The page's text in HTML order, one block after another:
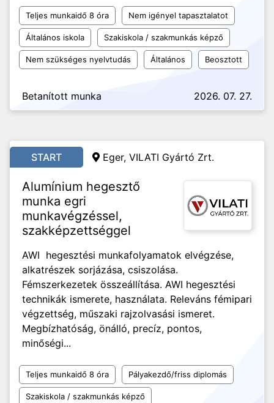
Teljes munkaidő 8 óra Nem igényel tapasztalatot
Általános iskola Szakiskola / szakmunkás képző
Nem szükséges nyelvtudás Általános Beosztott
Betanított munka 2026. 07. 27.
START Eger, VILATI Gyártó Zrt.
Alumínium hegesztő
munka egri
munkavégzéssel,
szakképzettséggel
AWI hegesztési munkafolyamatok elvégzése,
alkatrészek sorjázása, csiszolása.
Fémszerkezetek összeállítása. AWI hegesztési
technikák ismerete, használata. Releváns fémipari
végzettség, műszaki rajzolvasási ismeret.
Megbízhatóság, önálló, precíz, pontos,
minőségi...
Teljes munkaidő 8 óra Pályakezdő/friss diplomás
Szakiskola / szakmunkás képző